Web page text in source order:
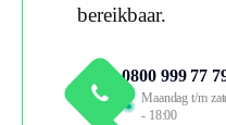
bereikbaar.
0800 999 77
Maandag t/m
- 18:00